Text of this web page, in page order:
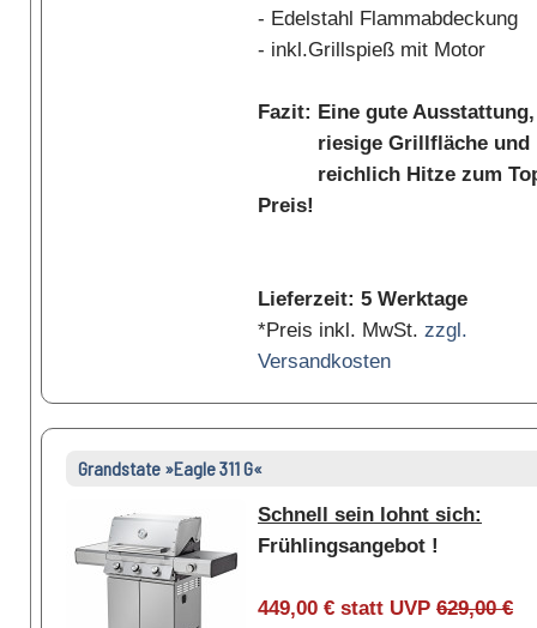
- Edelstahl Flammabdeckung
- inkl.Grillspieß mit Motor
Fazit: Eine gute Ausstattung,
riesige Grillfläche und
reichlich Hitze zum
Preis!
Lieferzeit: 5 Werktage
*Preis inkl. MwSt. zzgl.
Versandkosten
Grandstate »Eagle 311 G«
Schnell sein lohnt sich:
Frühlingsangebot !
449,00 € statt UVP 629,00 €